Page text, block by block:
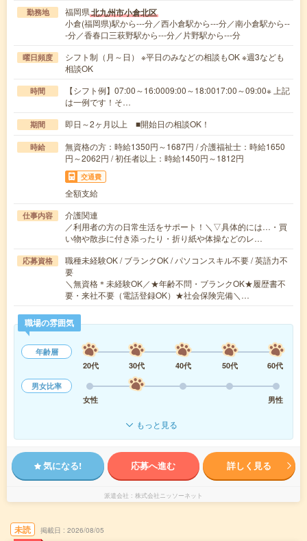
勤務地 福岡県北九州市小倉北区
小倉(福岡県)駅から---分／西小倉駅から---分／南小倉駅から--
-分／香春口三萩野駅から---分／片野駅から---分
曜日頻度
シフト制（月～日） ※平日のみなどの相談もOK ※週3なども
相談OK
時間
【シフト例】07:00～16:0009:00～18:0017:00～09:00※ 上記
は一例です！そ…
期間 即日～2ヶ月以上 ■開始日の相談OK！
時給
無資格の方：時給1350円～1687円 / 介護福祉士：時給1650
円～2062円 / 初任者以上：時給1450円～1812円
交通費
全額支給
仕事内容
介護関連
／利用者の方の日常生活をサポート！＼▽具体的には…・買
い物や散歩に付き添ったり・折り紙や体操などのレ…
応募資格
職種未経験OK / ブランクOK / パソコンスキル不要 / 英語力不
要
＼無資格＊未経験OK／★年齢不問・ブランクOK★履歴書不
要・来社不要（電話登録OK）★社会保険完備＼…
職場の雰囲気
年齢層
20代
30代 40代 50代
60代
男女比率
女性
男性
もっと見る
気になる! 応募へ進む 詳しく見る
派遣会社 株式会社ニッソーネット
未読 掲載日 2026/08/05